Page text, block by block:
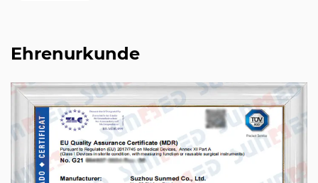
Ehrenurkunde